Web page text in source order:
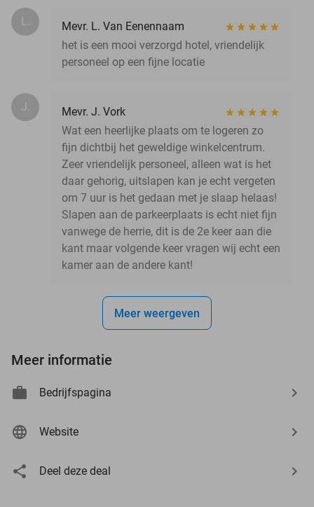
L.
Mevr. L. Van Eenennaam
het is een mooi verzorgd hotel, vriendelijk
personeel op een fijne locatie
J.
Mevr. J. Vork
Wat een heerlijke plaats om te logeren zo
fijn dichtbij het geweldige winkelcentrum.
Zeer vriendelijk personeel, alleen wat is het
daar gehorig, uitslapen kan je echt vergeten
om 7 uur is het gedaan met je slaap helaas!
Slapen aan de parkeerplaats is echt niet fijn
vanwege de herrie, dit is de 2e keer aan die
kant maar volgende keer vragen wij echt een
kamer aan de andere kant!
Meer weergeven
Meer informatie
Bedrijfspagina
Website
Deel deze deal